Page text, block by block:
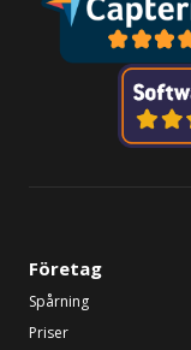
Företag
Spårning
Priser